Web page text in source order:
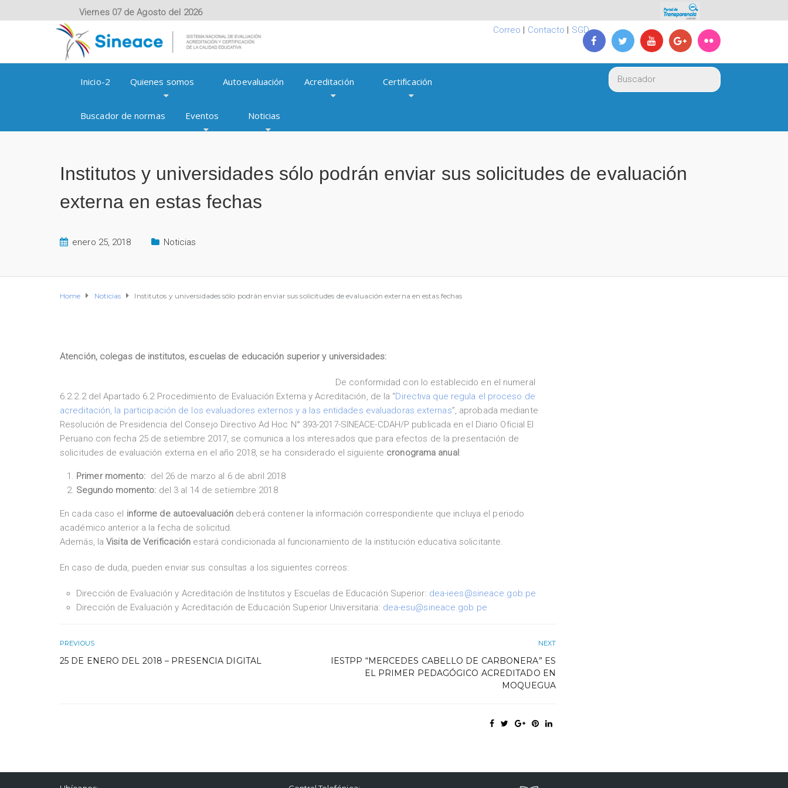
Viernes 07 de Agosto del 2026
Correo | Contacto | SGD
Inicio-2 Quienes somos Autoevaluación Acreditación Certificación
Buscador de normas Eventos Noticias
Institutos y universidades sólo podrán enviar sus solicitudes de evaluación
externa en estas fechas
enero 25, 2018 Noticias
Home Noticias Institutos y universidades sólo podrán enviar sus solicitudes de evaluación externa en estas fechas
Atención, colegas de institutos, escuelas de educación superior y universidades:
De conformidad con lo establecido en el numeral
6.2.2.2 del Apartado 6.2 Procedimiento de Evaluación Externa y Acreditación, de la “Directiva que regula el proceso de
acreditación, la participación de los evaluadores externos y a las entidades evaluadoras externas”, aprobada mediante
Resolución de Presidencia del Consejo Directivo Ad Hoc N° 393-2017-SINEACE-CDAH/P publicada en el Diario Oficial El
Peruano con fecha 25 de setiembre 2017, se comunica a los interesados que para efectos de la presentación de
solicitudes de evaluación externa en el año 2018, se ha considerado el siguiente cronograma anual:
Primer momento: del 26 de marzo al 6 de abril 2018
Segundo momento: del 3 al 14 de setiembre 2018
En cada caso el informe de autoevaluación deberá contener la información correspondiente que incluya el periodo
académico anterior a la fecha de solicitud.
Además, laVisita de Verificación estará condicionada al funcionamiento de la institución educativa solicitante.
En caso de duda, pueden enviar sus consultas a los siguientes correos:
Dirección de Evaluación y Acreditación de Institutos y Escuelas de Educación Superior: dea-iees@sineace.gob.pe
Dirección de Evaluación y Acreditación de Educación Superior Universitaria: dea-esu@sineace.gob.pe
PREVIOUS
25 DE ENERO DEL 2018 – PRESENCIA DIGITAL
NEXT
IESTPP “MERCEDES CABELLO DE CARBONERA” ES
EL PRIMER PEDAGÓGICO ACREDITADO EN
MOQUEGUA